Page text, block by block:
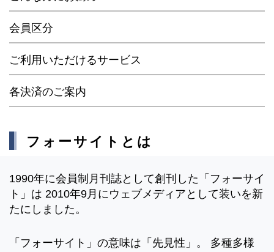
会員区分
ご利用いただけるサービス
各決済のご案内
フォーサイトとは
1990年に会員制月刊誌として創刊した「フォーサイ
ト」は 2010年9月にウェブメディアとして装いを新
たにしました。
「フォーサイト」の意味は「先見性」。 多種多様